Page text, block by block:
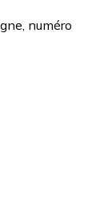
numéro